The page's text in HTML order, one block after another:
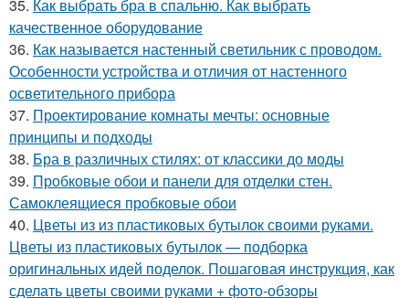
35. Как выбрать бра в спальню. Как выбрать
качественное оборудование
36. Как называется настенный светильник с проводом.
Особенности устройства и отличия от настенного
осветительного прибора
37. Проектирование комнаты мечты: основные
принципы и подходы
38. Бра в различных стилях: от классики до моды
39. Пробковые обои и панели для отделки стен.
Самоклеящиеся пробковые обои
40. Цветы из из пластиковых бутылок своими руками.
Цветы из пластиковых бутылок — подборка
оригинальных идей поделок. Пошаговая инструкция, как
сделать цветы своими руками + фото-обзоры